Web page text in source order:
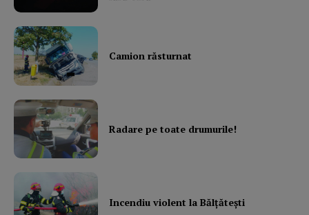
Camion răsturnat
Radare pe toate drumurile!
Incendiu violent la Bălţăteşti